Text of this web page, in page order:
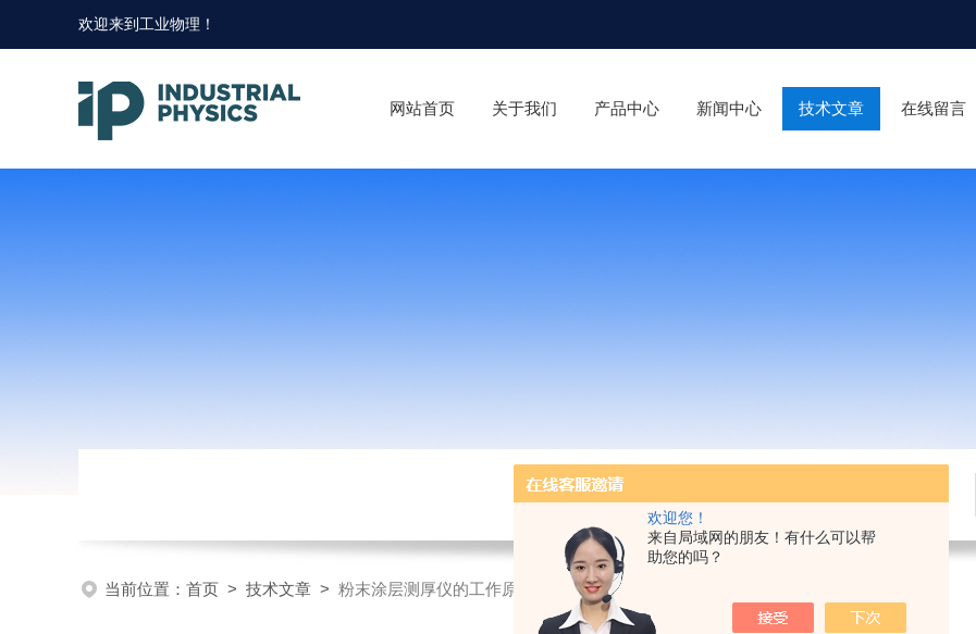
欢迎您！
来自局域网的朋友！有什么可以帮
助您的吗？
欢迎来到 工业物理 ！
网站首页 关于我们 产品中心 新闻中心 技术文章 在线留言
当前位置： 首页 > 技术文章 > 粉末涂层测厚仪的工作原理与应用